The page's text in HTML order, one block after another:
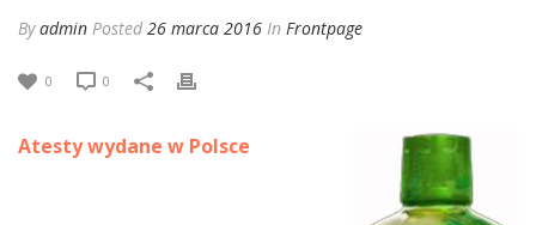
Byadmin Posted 26 marca 2016 In Frontpage
0 0
Atesty wydane w Polsce